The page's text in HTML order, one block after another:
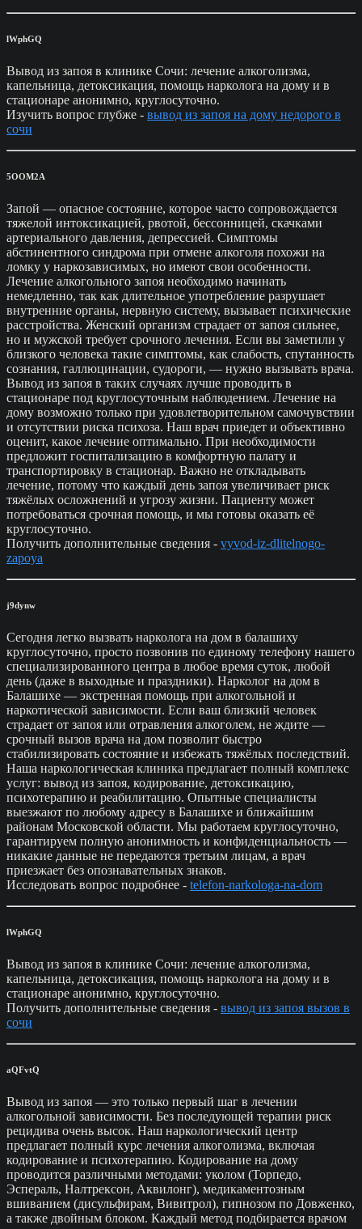
lWphGQ
Вывод из запоя в клинике Сочи: лечение алкоголизма,
капельница, детоксикация, помощь нарколога на дому и в
стационаре анонимно, круглосуточно.
Изучить вопрос глубже - вывод из запоя на дому недорого в
сочи
5OOM2A
Запой — опасное состояние, которое часто сопровождается
тяжелой интоксикацией, рвотой, бессонницей, скачками
артериального давления, депрессией. Симптомы
абстинентного синдрома при отмене алкоголя похожи на
ломку у наркозависимых, но имеют свои особенности.
Лечение алкогольного запоя необходимо начинать
немедленно, так как длительное употребление разрушает
внутренние органы, нервную систему, вызывает психические
расстройства. Женский организм страдает от запоя сильнее,
но и мужской требует срочного лечения. Если вы заметили у
близкого человека такие симптомы, как слабость, спутанность
сознания, галлюцинации, судороги, — нужно вызывать врача.
Вывод из запоя в таких случаях лучше проводить в
стационаре под круглосуточным наблюдением. Лечение на
дому возможно только при удовлетворительном самочувствии
и отсутствии риска психоза. Наш врач приедет и объективно
оценит, какое лечение оптимально. При необходимости
предложит госпитализацию в комфортную палату и
транспортировку в стационар. Важно не откладывать
лечение, потому что каждый день запоя увеличивает риск
тяжёлых осложнений и угрозу жизни. Пациенту может
потребоваться срочная помощь, и мы готовы оказать её
круглосуточно.
Получить дополнительные сведения - vyvod-iz-dlitelnogo-
zapoya
j9dynw
Сегодня легко вызвать нарколога на дом в балашиху
круглосуточно, просто позвонив по единому телефону нашего
специализированного центра в любое время суток, любой
день (даже в выходные и праздники). Нарколог на дом в
Балашихе — экстренная помощь при алкогольной и
наркотической зависимости. Если ваш близкий человек
страдает от запоя или отравления алкоголем, не ждите —
срочный вызов врача на дом позволит быстро
стабилизировать состояние и избежать тяжёлых последствий.
Наша наркологическая клиника предлагает полный комплекс
услуг: вывод из запоя, кодирование, детоксикацию,
психотерапию и реабилитацию. Опытные специалисты
выезжают по любому адресу в Балашихе и ближайшим
районам Московской области. Мы работаем круглосуточно,
гарантируем полную анонимность и конфиденциальность —
никакие данные не передаются третьим лицам, а врач
приезжает без опознавательных знаков.
Исследовать вопрос подробнее - telefon-narkologa-na-dom
lWphGQ
Вывод из запоя в клинике Сочи: лечение алкоголизма,
капельница, детоксикация, помощь нарколога на дому и в
стационаре анонимно, круглосуточно.
Получить дополнительные сведения - вывод из запоя вызов в
сочи
aQFvtQ
Вывод из запоя — это только первый шаг в лечении
алкогольной зависимости. Без последующей терапии риск
рецидива очень высок. Наш наркологический центр
предлагает полный курс лечения алкоголизма, включая
кодирование и психотерапию. Кодирование на дому
проводится различными методами: уколом (Торпедо,
Эспераль, Налтрексон, Аквилонг), медикаментозным
вшиванием (дисульфирам, Вивитрол), гипнозом по Довженко,
а также двойным блоком. Каждый метод подбирается врачом